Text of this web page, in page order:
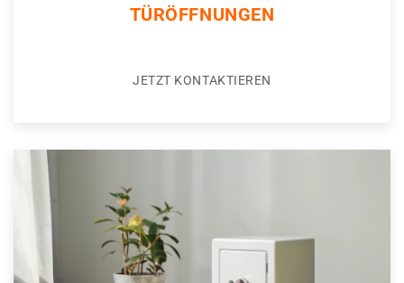
TÜRÖFFNUNGEN
JETZT KONTAKTIEREN